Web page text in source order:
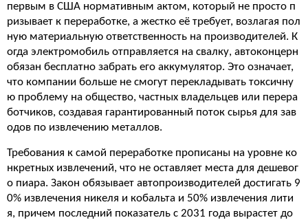
первым в США нормативным актом, который не просто п
ризывает к переработке, а жестко её требует, возлагая пол
ную материальную ответственность на производителей. К
огда электромобиль отправляется на свалку, автоконцерн
обязан бесплатно забрать его аккумулятор. Это означает,
что компании больше не смогут перекладывать токсичну
ю проблему на общество, частных владельцев или перера
ботчиков, создавая гарантированный поток сырья для зав
одов по извлечению металлов.
Требования к самой переработке прописаны на уровне ко
нкретных извлечений, что не оставляет места для дешевог
о пиара. Закон обязывает автопроизводителей достигать 9
0% извлечения никеля и кобальта и 50% извлечения лити
я, причем последний показатель с 2031 года вырастет до